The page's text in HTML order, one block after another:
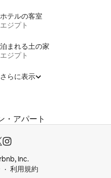
ホテルの客室
エジプト
泊まれる土の家
エジプト
さらに表示
・アパート
Inc.
利用規約